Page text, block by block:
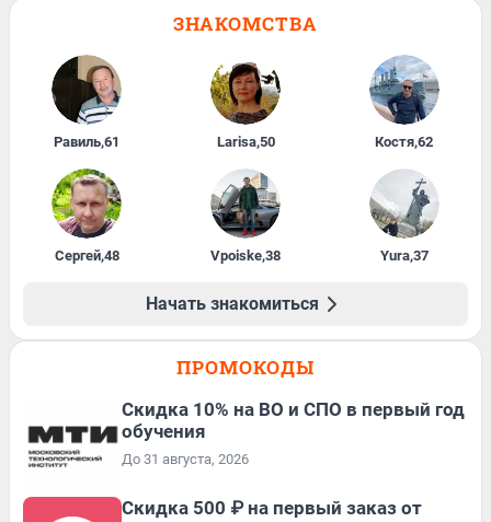
ЗНАКОМСТВА
Равиль,61 Larisa,50 Костя,62
Сергей,48 Vpoiske,38 Yura,37
Начать знакомиться
ПРОМОКОДЫ
Скидка 10% на ВО и СПО в первый год
обучения
До 31 августа, 2026
Скидка 500 ₽ на первый заказ от